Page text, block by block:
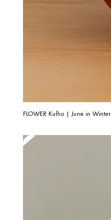
FLOWER Kulho | June in Winter